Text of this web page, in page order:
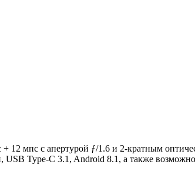
12 мпс с апертурой ƒ/1.6 и 2-кратным
Type-C 3.1, Android 8.1, а также